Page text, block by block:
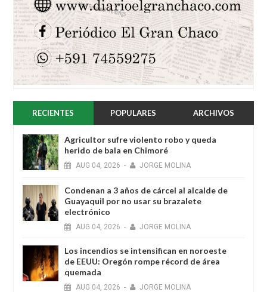
RECIENTES POPULARES ARCHIVOS
Agricultor sufre violento robo y queda
herido de bala en Chimoré
AUG 04, 2026 - JORGE MOLINA
Condenan a 3 años de cárcel al alcalde de
Guayaquil por no usar su brazalete
electrónico
AUG 04, 2026 - JORGE MOLINA
Los incendios se intensifican en noroeste
de EEUU: Oregón rompe récord de área
quemada
AUG 04, 2026 - JORGE MOLINA